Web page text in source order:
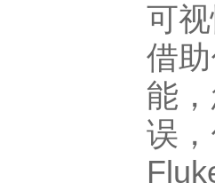
可
借
能
误